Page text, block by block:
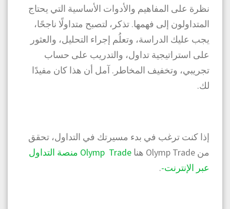
نظرة على المفاهيم والأدوات الأساسية التي يحتاج
المتداولون إلى فهمها. تذكر، لتصبح متداولًا ناجحًا،
يجب عليك الدراسة، وتعلُم إجراء التحليل، والعثور
على استراتيجية تداول، والتدريب على حساب
تجريبي، وتخفيف المخاطر. آمل أن هذا كان مفيدًا
لك.
إذا كنت ترغب في بدء مسيرتك في التداول، تحقق
من Olymp Trade هنا
Olymp Trade منصة التداول
عبر الإنترنت-.